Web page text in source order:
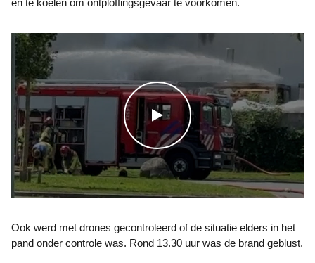
en te koelen om ontploffingsgevaar te voorkomen.
WATCH THE VIDEO
Ook werd met drones gecontroleerd of de situatie elders in het
pand onder controle was. Rond 13.30 uur was de brand geblust.